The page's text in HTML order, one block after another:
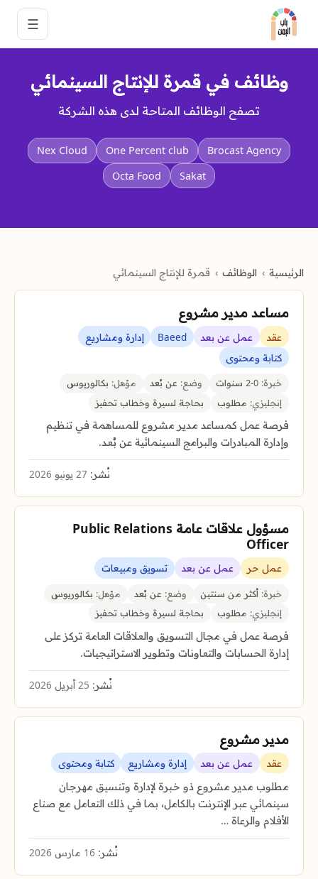
☰
وظائف في قمرة للإنتاج السينمائي
تصفح الوظائف المتاحة لدى هذه الشركة
Brocast Agency
One Percent club
Nex Cloud
Sakat
Octa Food
الرئيسية الوظائف قمرة للإنتاج السينمائي
مساعد مدير مشروع
عقد عمل عن بعد Baeed
إدارة ومشاريع
كتابة ومحتوى
خبرة: وضع: عن بُعد مؤهل: بكالوريوس
إنجليزي: مطلوب بحاجة لسيرة وخطاب تحفيز
فرصة عمل كمساعد مدير مشروع للمساهمة في تنظيم
وإدارة المبادرات والبرامج السينمائية عن بُعد.
نُشر:
مسؤول علاقات عامة Public Relations
Officer
عمل حر عمل عن بعد تسويق ومبيعات
خبرة: أكثر من سنتين وضع: عن بُعد مؤهل: بكالوريوس
إنجليزي: مطلوب بحاجة لسيرة وخطاب تحفيز
فرصة عمل في مجال التسويق والعلاقات العامة تركز على
إدارة الحسابات والتعاونات وتطوير الاستراتيجيات.
نُشر:
مدير مشروع
عقد عمل عن بعد إدارة ومشاريع كتابة ومحتوى
مطلوب مدير مشروع ذو خبرة لإدارة وتنسيق مهرجان
سينمائي عبر الإنترنت بالكامل، بما في ذلك التعامل مع صناع
الأفلام والرعاة …
نُشر: